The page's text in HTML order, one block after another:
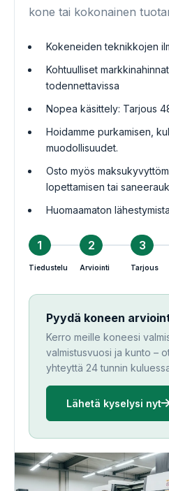
kone tai kokonainen
Kokeneiden teknikkojen
Kohtuulliset
todennettavissa
Nopea käsittely: Tarjous
Hoidamme purkamisen,
muodollisuudet.
Osto myös
lopettamisen tai
Huomaamaton
1
Tiedustelu
2
Arviointi
3
Tarjous
Pyydä koneen
Kerro meille koneesi
valmistusvuosi ja kunto –
yhteyttä 24 tunnin
Lähetä kyselysi nyt